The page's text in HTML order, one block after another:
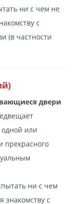
ни с чем не
с
(в частности
двери
или
прекрасного
ни с чем
с